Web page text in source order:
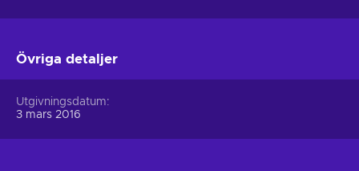
Övriga detaljer
Utgivningsdatum
3 mars 2016